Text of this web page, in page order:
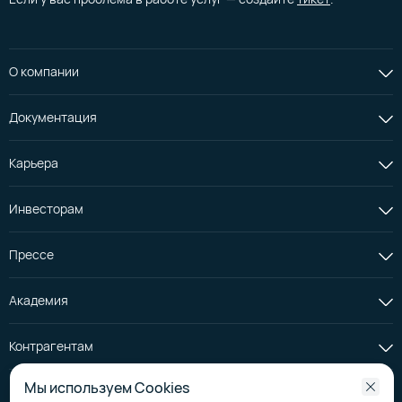
Подходит для хранения архивов, логов,
Моментально масштабируется, данные хранятся
в трех копиях.
Под специальные требования можно собирать отдельные
интерконнектов ROCE и Infiniband с добавлением до восьми
производительных GPU.
Популярно 🔥
Выделенные серверы с GPU
Облачные и физические серверы с графическими
О компании
Документация
Карьера
Инвесторам
Прессе
Академия
Контрагентам
Мы используем Cookies